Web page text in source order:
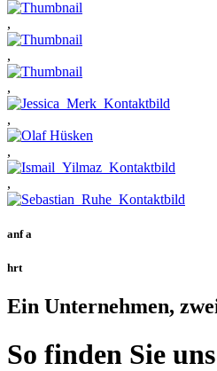
,
,
,
,
,
,
anfa
hrt
Ein Unternehmen,
So finden Sie uns